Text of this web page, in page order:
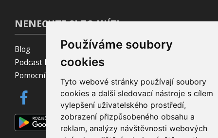
Používáme soubory
cookies
Tyto webové stránky používají soubory
cookies a další sledovací nástroje s cílem
vylepšení uživatelského prostředí,
zobrazení přizpůsobeného obsahu a
reklam, analýzy návštěvnosti webových
NENECHTE SI TO UJÍT!
Blog
Podcast Pijavice
Pomocník do prohlížeče